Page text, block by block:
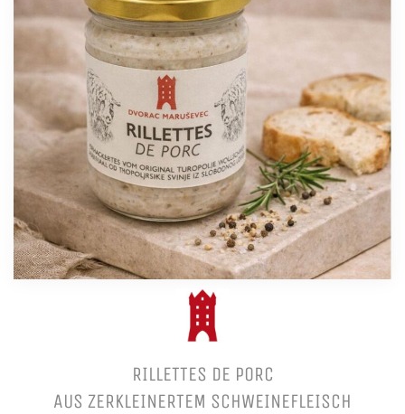
RILLETTES DE PORC
AUS ZERKLEINERTEM SCHWEINEFLEISCH